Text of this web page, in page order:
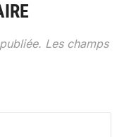
Les champs